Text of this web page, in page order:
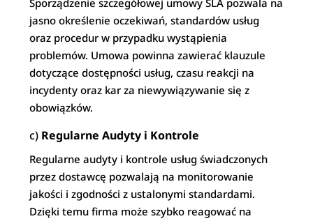
Sporządzenie szczegółowej umowy SLA pozwala na
jasno określenie oczekiwań, standardów usług
oraz procedur w przypadku wystąpienia
problemów. Umowa powinna zawierać klauzule
dotyczące dostępności usług, czasu reakcji na
incydenty oraz kar za niewywiązywanie się z
obowiązków.
c) Regularne Audyty i Kontrole
Regularne audyty i kontrole usług świadczonych
przez dostawcę pozwalają na monitorowanie
jakości i zgodności z ustalonymi standardami.
Dzięki temu firma może szybko reagować na